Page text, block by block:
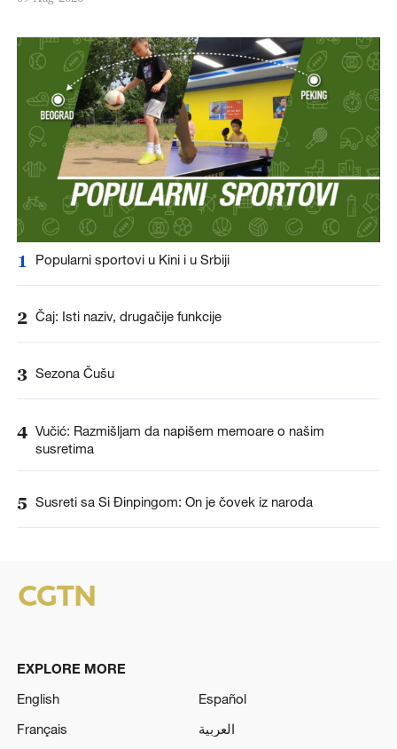
1 Popularni sportovi u Kini i u Srbiji
2 Čaj: Isti naziv, drugačije funkcije
3 Sezona Čušu
4 Vučić: Razmišljam da napišem memoare o našim
susretima
5 Susreti sa Si Đinpingom: On je čovek iz naroda
EXPLORE MORE
English
Español
Français
العربية